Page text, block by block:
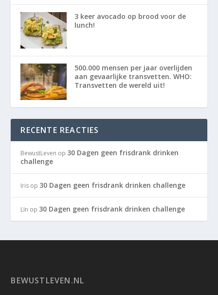
3 keer avocado op brood voor de
lunch!
500.000 mensen per jaar overlijden
aan gevaarlijke transvetten. WHO:
Transvetten de wereld uit!
RECENTE REACTIES
BewustLeven op 30 Dagen geen frisdrank drinken
challenge
Iris op 30 Dagen geen frisdrank drinken challenge
LIn op 30 Dagen geen frisdrank drinken challenge
BEWUSTLEVEN.NL